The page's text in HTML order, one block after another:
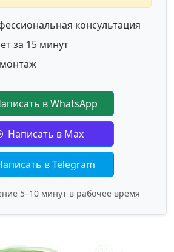
консультация
за 15 минут
в WhatsApp
Написать в Max
в Telegram
5–10 минут в рабочее время